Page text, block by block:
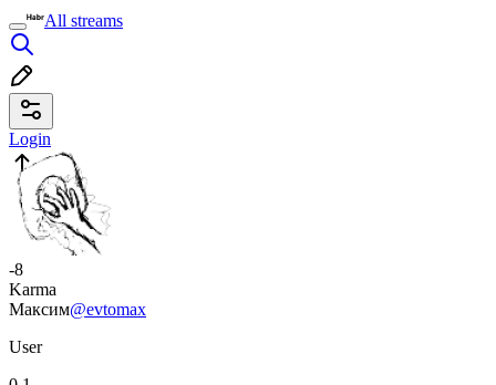
All streams
Login
-8
Karma
Максим@evtomax
User